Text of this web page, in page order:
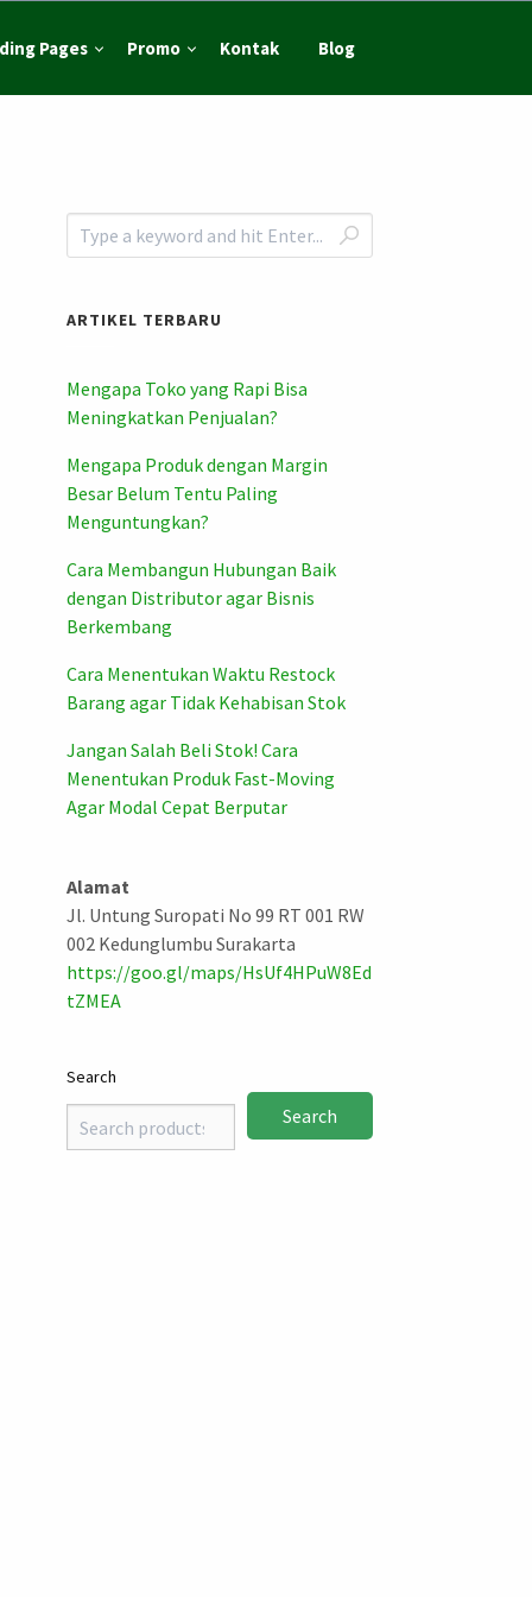
Pages Promo Kontak Blog
ARTIKEL TERBARU
Mengapa Toko yang Rapi Bisa
Meningkatkan Penjualan?
Mengapa Produk dengan Margin
Besar Belum Tentu Paling
Menguntungkan?
Cara Membangun Hubungan Baik
dengan Distributor agar Bisnis
Berkembang
Cara Menentukan Waktu Restock
Barang agar Tidak Kehabisan Stok
Jangan Salah Beli Stok! Cara
Menentukan Produk Fast-Moving
Agar Modal Cepat Berputar
Alamat
Jl. Untung Suropati No 99 RT 001 RW
002 Kedunglumbu Surakarta
https://goo.gl/maps/HsUf4HPuW8Ed
tZMEA
Search
Search